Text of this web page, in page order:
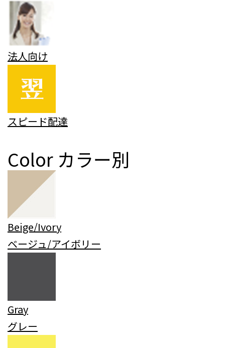
法人向け
スピード配達
Color カラー別
Beige/Ivory
ベージュ/アイボリー
Gray
グレー